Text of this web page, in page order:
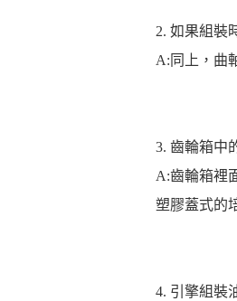
2. 如果組裝
A:同上，曲
3. 齒輪箱中
A:齒輪箱裡
塑膠蓋式的
4. 引擎組裝